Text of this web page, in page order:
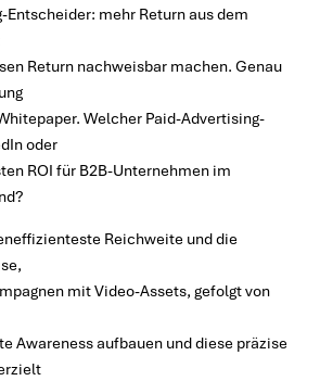
Entscheider: mehr Return aus dem
Return nachweisbar machen. Genau
Welcher Paid-Advertising-
oder
ROI für B2B-Unternehmen im
Reichweite und die
mit Video-Assets, gefolgt von
Awareness aufbauen und diese präzise